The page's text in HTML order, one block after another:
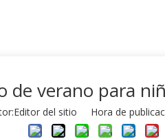
de verano para
del sitio Hora de